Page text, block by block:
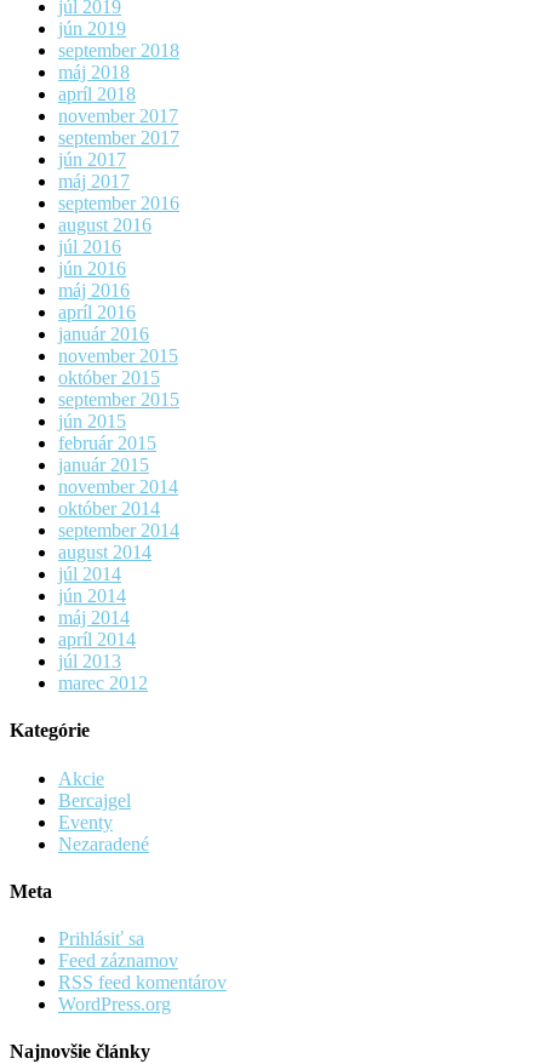
júl 2019
jún 2019
september 2018
máj 2018
apríl 2018
november 2017
september 2017
jún 2017
máj 2017
september 2016
august 2016
júl 2016
jún 2016
máj 2016
apríl 2016
január 2016
november 2015
október 2015
september 2015
jún 2015
február 2015
január 2015
november 2014
október 2014
september 2014
august 2014
júl 2014
jún 2014
máj 2014
apríl 2014
júl 2013
marec 2012
Kategórie
Akcie
Bercajgel
Eventy
Nezaradené
Meta
Prihlásiť sa
Feed záznamov
RSS feed komentárov
WordPress.org
Najnovšie články